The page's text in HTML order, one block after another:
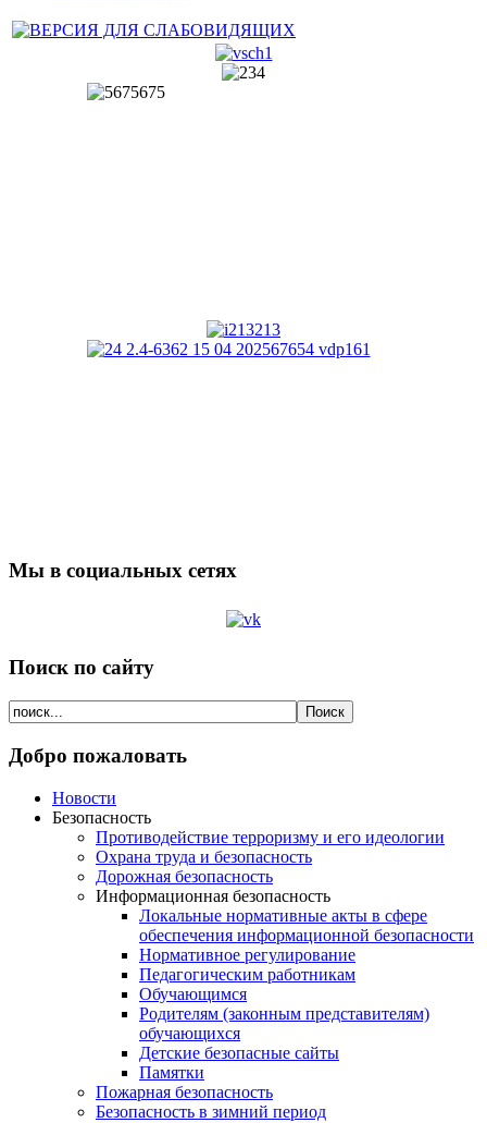
Мы в социальных сетях
Поиск по сайту
Добро пожаловать
Новости
Безопасность
Противодействие терроризму и его идеологии
Охрана труда и безопасность
Дорожная безопасность
Информационная безопасность
Локальные нормативные акты в сфере
обеспечения информационной безопасности
Нормативное регулирование
Педагогическим работникам
Обучающимся
Родителям (законным представителям)
обучающихся
Детские безопасные сайты
Памятки
Пожарная безопасность
Безопасность в зимний период